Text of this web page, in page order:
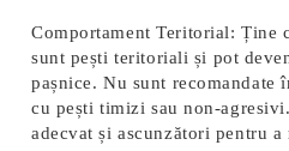
Comportament Teritorial: Ține
sunt pești teritoriali și pot
pașnice. Nu sunt recomandate
cu pești timizi sau non-
adecvat și ascunzători pentru